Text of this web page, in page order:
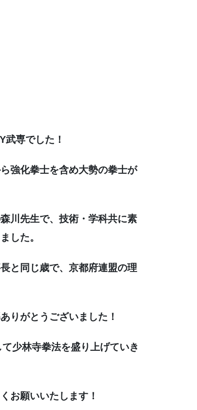
武専でした！
強化拳士を含め大勢の拳士が
川先生で、技術・学科共に素
した。
と同じ歳で、京都府連盟の理
りがとうございました！
少林寺拳法を盛り上げていき
お願いいたします！